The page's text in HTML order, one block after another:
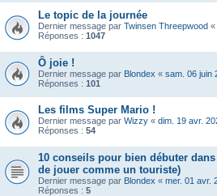
Le topic de la journée
Dernier message par Twinsen Threepwood «
Réponses : 1047
Ô joie !
Dernier message par Blondex « sam. 06 juin
Réponses : 101
Les films Super Mario !
Dernier message par Wizzy « dim. 19 avr.
Réponses : 54
10 conseils pour bien débuter
de jouer comme un touriste)
Dernier message par Blondex « mer. 01 avr.
Réponses : 5